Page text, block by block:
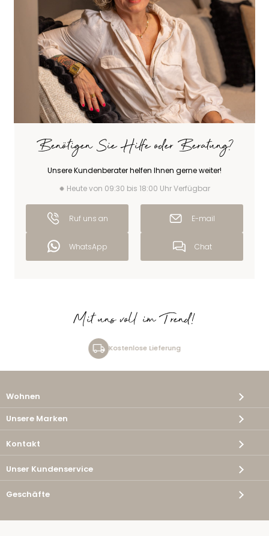
Benötigen Sie Hilfe oder Beratung?
Unsere Kundenberater helfen Ihnen gerne weiter!
Heute von 09:30 bis 18:00 Uhr Verfügbar
Ruf uns an E-mail
WhatsApp Chat
Mit uns voll im Trend!
Kostenlose Lieferung
Wohnen
Unsere Marken
Kontakt
Unser Kundenservice
Geschäfte